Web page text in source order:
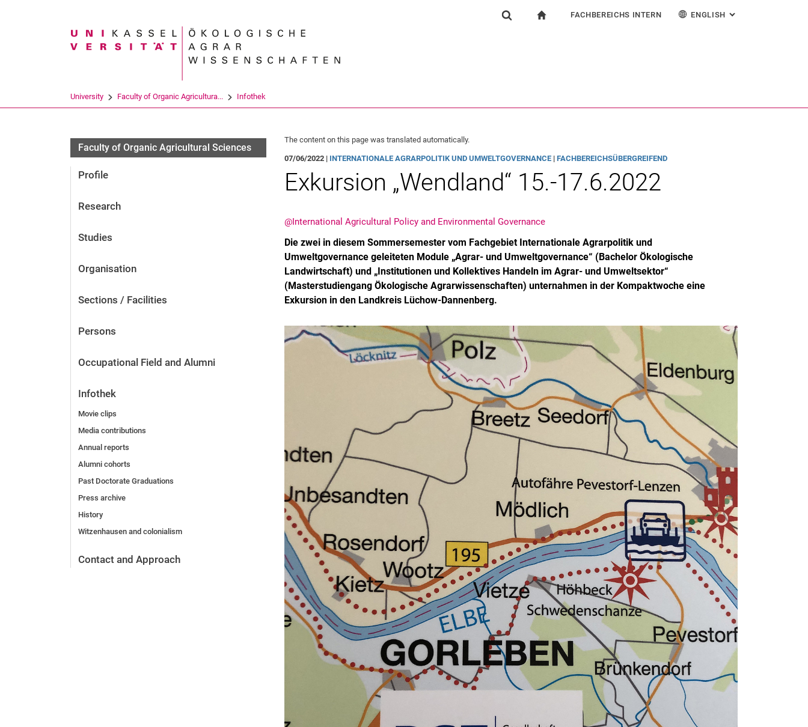
Jump directly to: content
Jump directly to: search
Jump directly to: main navigation
Search term
FACHBEREICHS INTERN ENGLISH : ALTERNATIVE
University Faculty of Organic Agricultura... Infothek
Faculty of Organic Agricultural Sciences
Profile
Research
Studies
Organisation
Sections / Facilities
Persons
Occupational Field and Alumni
Infothek
Movie clips
Media contributions
Annual reports
Alumni cohorts
Past Doctorate Graduations
Press archive
History
Witzenhausen and colonialism
Contact and Approach
The content on this page was translated automatically.
07/06/2022 | INTERNATIONALE AGRARPOLITIK UND UMWELTGOVERNANCE |FACHBEREICHSÜBERGREIFEND
Exkursion „Wendland“ 15.-17.6.2022
@International Agricultural Policy and Environmental Governance
Die zwei in diesem Sommersemester vom Fachgebiet Internationale Agrarpolitik und
Umweltgovernance geleiteten Module „Agrar- und Umweltgovernance“ (Bachelor Ökologische
Landwirtschaft) und „Institutionen und Kollektives Handeln im Agrar- und Umweltsektor“
(Masterstudiengang Ökologische Agrarwissenschaften) unternahmen in der Kompaktwoche eine
Exkursion in den Landkreis Lüchow-Dannenberg.